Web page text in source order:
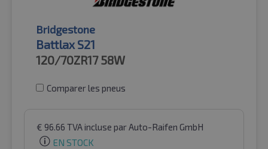
Bridgestone
Battlax S21
120/70ZR17 58W
Comparer les pneus
€ 96.66 TVA incluse par Auto-Raifen GmbH
EN STOCK